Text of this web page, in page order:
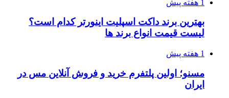
1 هفته پیش
بهترین برند داکت اسپلیت اینورتر کدام است؟
لیست قیمت انواع برند ها
1 هفته پیش
مسنو؛ اولین پلتفرم خرید و فروش آنلاین مس در
ایران